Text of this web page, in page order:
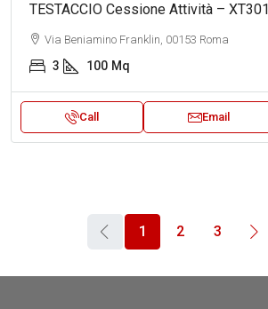
TESTACCIO Cessione Attività – XT301
Via Beniamino Franklin, 00153 Roma
3 100 Mq
Call Email
1 2 3